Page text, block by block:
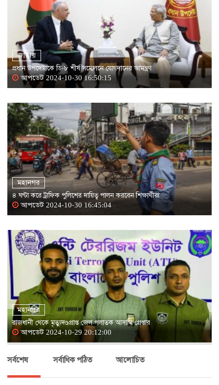
জাতীয়
প্রধান উপদেষ্টাকে ডি-৮ শীর্ষ সম্মেলনে যোগদানের আমন্ত্রণ
আপডেট 2024-10-30 16:50:15
মহানগর
৪ ঘণ্টা করে ট্রাফিক পুলিশের দায়িত্ব পালন করবেন শিক্ষার্থীরা
আপডেট 2024-10-30 16:45:04
মহানগর
রাজধানী থেকে মৃত্যুদণ্ডপ্রাপ্ত জেল পলাতক আসামি গ্রেপ্তার
আপডেট 2024-10-29 20:12:00
সর্বশেষ সর্বাধিক পঠিত আলোচিত